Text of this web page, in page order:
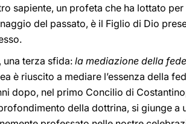
sapiente, un profeta che ha lottato
del passato, è il Figlio di Dio
una terza sfida: la mediazione della
è riuscito a mediare l’essenza della
dopo, nel primo Concilio di
della dottrina, si giunge